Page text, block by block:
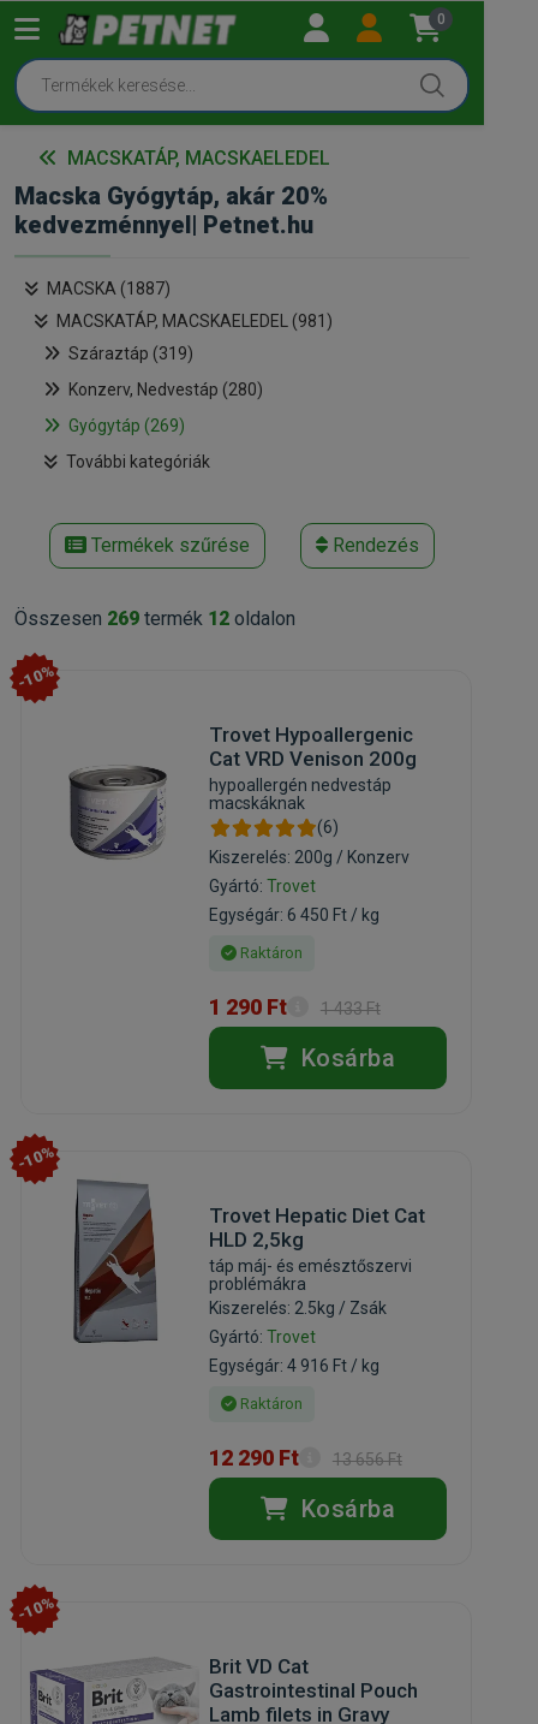
0
MACSKATÁP, MACSKAELEDEL
Macska Gyógytáp, akár 20%
kedvezménnyel| Petnet.hu
MACSKA (1887)
MACSKATÁP, MACSKAELEDEL (981)
Száraztáp (319)
Konzerv, Nedvestáp (280)
Gyógytáp (269)
További kategóriák
Termékek szűrése Rendezés
Összesen 269 termék 12 oldalon
-10%
Trovet Hypoallergenic
Cat VRD Venison 200g
hypoallergén nedvestáp
macskáknak
(6)
Kiszerelés: 200g / Konzerv
Gyártó: Trovet
Egységár: 6 450 Ft / kg
Raktáron
1 290 Ft 1 433 Ft
Kosárba
-10%
Trovet Hepatic Diet Cat
HLD 2,5kg
táp máj- és emésztőszervi
problémákra
Kiszerelés: 2.5kg / Zsák
Gyártó: Trovet
Egységár: 4 916 Ft / kg
Raktáron
12 290 Ft 13 656 Ft
Kosárba
-10%
Brit VD Cat
Gastrointestinal Pouch
Lamb filets in Gravy